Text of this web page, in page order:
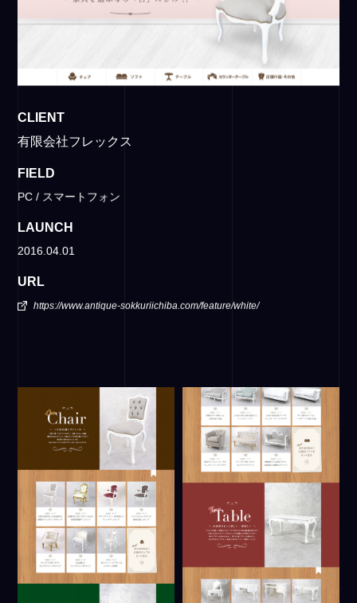
CLIENT
有限会社フレックス
FIELD
PC / スマートフォン
LAUNCH
2016.04.01
URL
https://www.antique-sokkuriichiba.com/feature/white/